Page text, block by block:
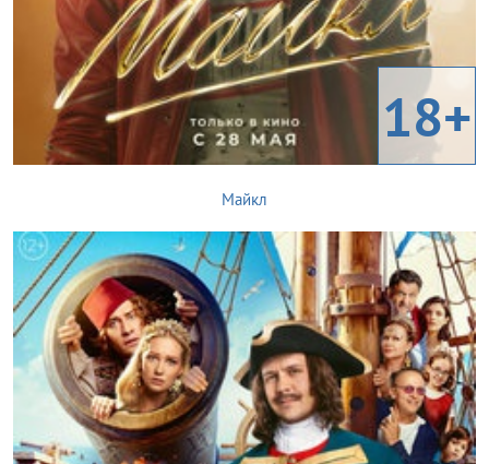
18+
Майкл